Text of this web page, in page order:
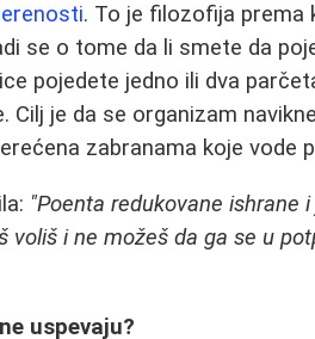
. To je filozofija
se o tome da li smete da
pojedete jedno ili dva
Cilj je da se organizam
zabranama koje vode
"Poenta redukovane ishrane
voliš i ne možeš da ga se u
uspevaju?